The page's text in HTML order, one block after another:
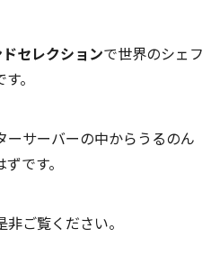
セレクションで世界のシェフ
。
ーサーバーの中からうるのん
です。
ご覧ください。